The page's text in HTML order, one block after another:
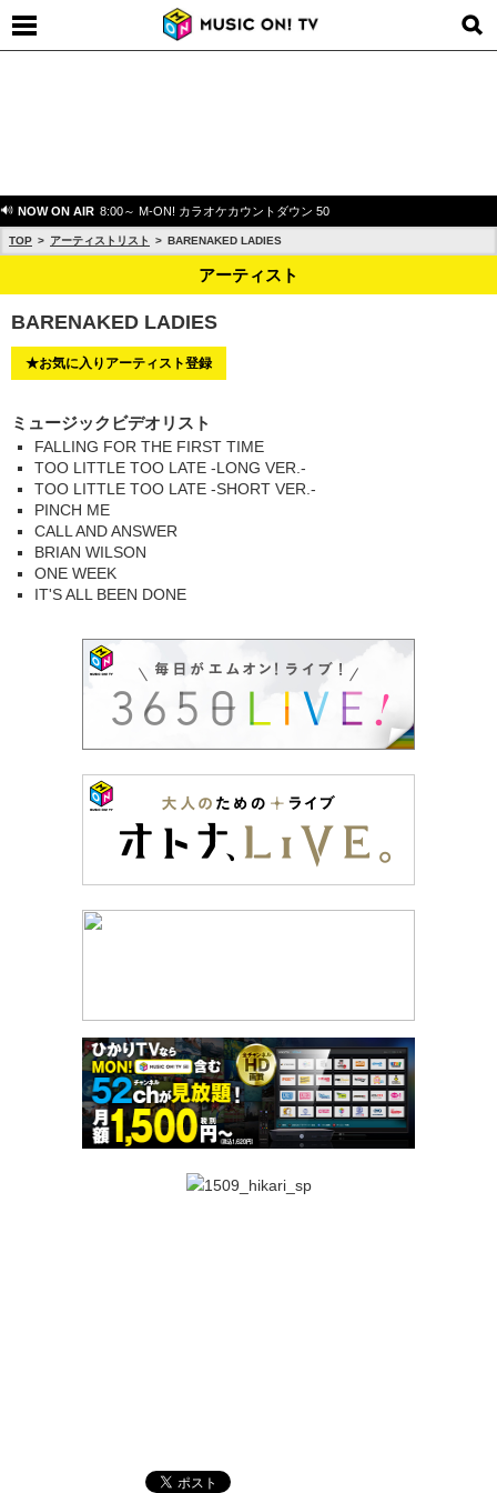
NOW ON AIR 8:00～ M-ON! カラオケカウントダウン 50
TOP アーティストリスト BARENAKED LADIES
アーティスト
BARENAKED LADIES
★お気に入りアーティスト登録
ミュージックビデオリスト
FALLING FOR THE FIRST TIME
TOO LITTLE TOO LATE -LONG VER.-
TOO LITTLE TOO LATE -SHORT VER.-
PINCH ME
CALL AND ANSWER
BRIAN WILSON
ONE WEEK
IT'S ALL BEEN DONE